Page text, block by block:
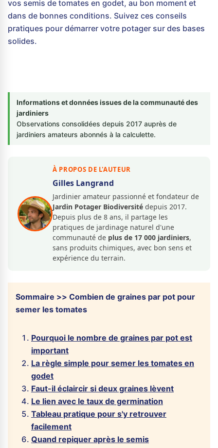
vos semis de tomates en godet, au bon moment et
dans de bonnes conditions. Suivez ces conseils
pratiques pour démarrer votre potager sur des bases
solides.
Informations et données issues de la communauté des
jardiniers
Observations consolidées depuis 2017 auprès de
jardiniers amateurs abonnés à la calculette.
À PROPOS DE L'AUTEUR
Gilles Langrand
Jardinier amateur passionné et fondateur de
Jardin Potager Biodiversité depuis 2017.
Depuis plus de 8 ans, il partage les
pratiques de jardinage naturel d'une
communauté de plus de 17 000 jardiniers,
sans produits chimiques, avec bon sens et
expérience du terrain.
Sommaire >> Combien de graines par pot pour
semer les tomates
Pourquoi le nombre de graines par pot est
important
La règle simple pour semer les tomates en
godet
Faut-il éclaircir si deux graines lèvent
Le lien avec le taux de germination
Tableau pratique pour s'y retrouver
facilement
Quand repiquer après le semis